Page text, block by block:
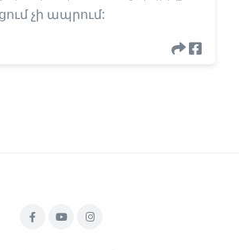
չի ապրում: